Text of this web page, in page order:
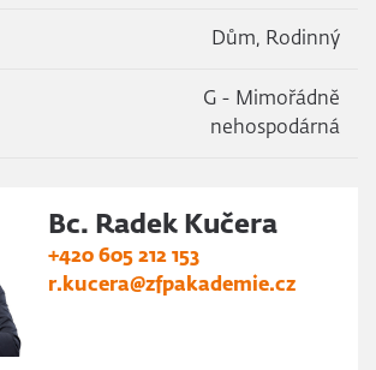
Dům, Rodinný
G - Mimořádně
nehospodárná
Bc. Radek Kučera
+420 605 212 153
r.kucera@zfpakademie.cz